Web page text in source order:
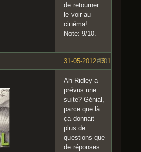
de retourner
le voir au
cinéma!
Note: 9/10.
#30
31-05-2012 13:11:49
Ah Ridley a
prévus une
suite? Génial,
parce que là
ça donnait
plus de
questions que
de réponses